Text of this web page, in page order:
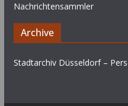
Nachrichtensammler
Archive
Stadtarchiv Düsseldorf –